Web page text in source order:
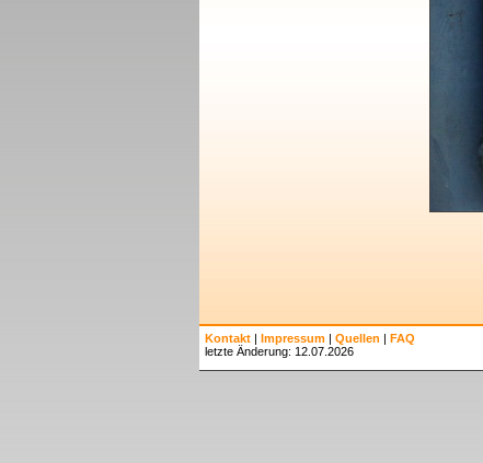
Kontakt | Impressum | Quellen | FAQ
letzte Änderung: 12.07.2026